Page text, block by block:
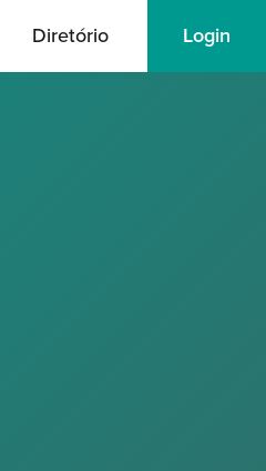
Diretório Login